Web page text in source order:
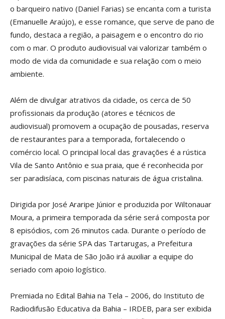
o barqueiro nativo (Daniel Farias) se encanta com a turista
(Emanuelle Araújo), e esse romance, que serve de pano de
fundo, destaca a região, a paisagem e o encontro do rio
com o mar. O produto audiovisual vai valorizar também o
modo de vida da comunidade e sua relação com o meio
ambiente.
Além de divulgar atrativos da cidade, os cerca de 50
profissionais da produção (atores e técnicos de
audiovisual) promovem a ocupação de pousadas, reserva
de restaurantes para a temporada, fortalecendo o
comércio local. O principal local das gravações é a rústica
Vila de Santo Antônio e sua praia, que é reconhecida por
ser paradisíaca, com piscinas naturais de água cristalina.
Dirigida por José Araripe Júnior e produzida por Wiltonauar
Moura, a primeira temporada da série será composta por
8 episódios, com 26 minutos cada. Durante o período de
gravações da série SPA das Tartarugas, a Prefeitura
Municipal de Mata de São João irá auxiliar a equipe do
seriado com apoio logístico.
Premiada no Edital Bahia na Tela – 2006, do Instituto de
Radiodifusão Educativa da Bahia – IRDEB, para ser exibida